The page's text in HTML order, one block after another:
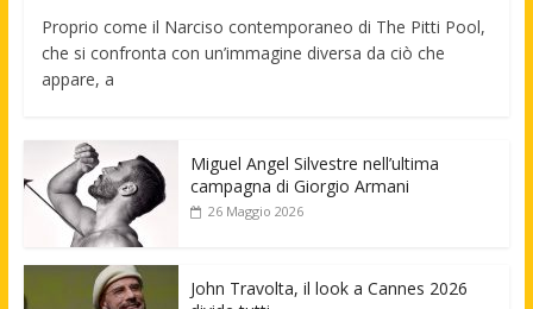
Proprio come il Narciso contemporaneo di The Pitti Pool,
che si confronta con un’immagine diversa da ciò che
appare, a
Miguel Angel Silvestre nell’ultima
campagna di Giorgio Armani
26 Maggio 2026
John Travolta, il look a Cannes 2026